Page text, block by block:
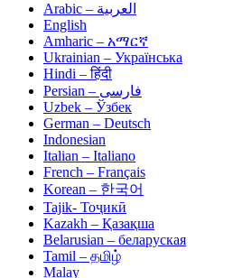
Arabic – العربية
English
Amharic – አማርኛ
Ukrainian – Українська
Hindi – हिंदी
Persian – فارسی
Uzbek – Ўзбек
German – Deutsch
Indonesian
Italian – Italiano
French – Français
Korean – 한국어
Tajik- Тоҷикӣ
Kazakh – Қазақша
Belarusian – беларуская
Tamil – தமிழ்
Malay